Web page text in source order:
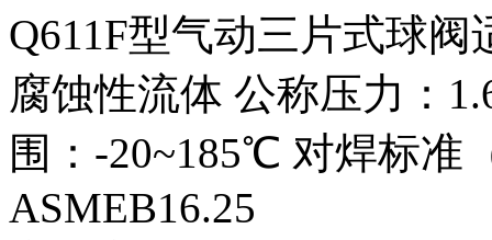
Q611F型气动三片式球
腐蚀性流体 公称压力：
围：-20~185℃ 对焊标准
ASMEB16.25